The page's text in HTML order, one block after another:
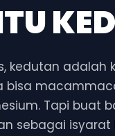
kedutan adalah
bisa
Tapi buat
sebagai